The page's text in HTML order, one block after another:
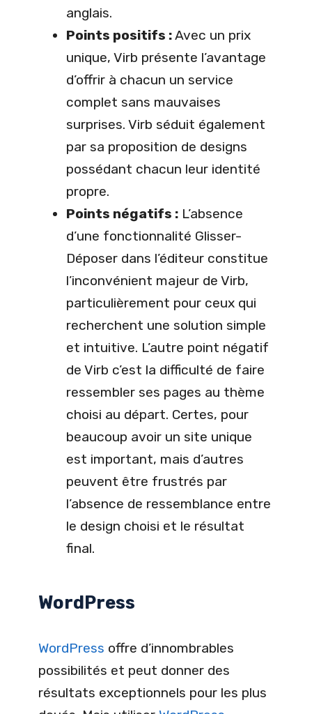
anglais.
Points positifs :Avec un prix
unique, Virb présente l’avantage
d’offrir à chacun un service
complet sans mauvaises
surprises. Virb séduit également
par sa proposition de designs
possédant chacun leur identité
propre.
Points négatifs : L’absence
d’une fonctionnalité Glisser-
Déposer dans l’éditeur constitue
l’inconvénient majeur de Virb,
particulièrement pour ceux qui
recherchent une solution simple
et intuitive. L’autre point négatif
de Virb c’est la difficulté de faire
ressembler ses pages au thème
choisi au départ. Certes, pour
beaucoup avoir un site unique
est important, mais d’autres
peuvent être frustrés par
l’absence de ressemblance entre
le design choisi et le résultat
final.
WordPress
WordPress offre d’innombrables
possibilités et peut donner des
résultats exceptionnels pour les plus